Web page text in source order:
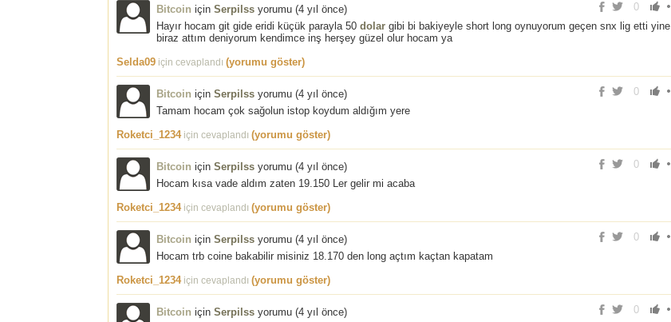
0
Bitcoin için Serpilss yorumu (4 yıl önce)
Hayır hocam git gide eridi küçük parayla 50 dolar gibi bi bakiyeyle short long oynuyorum geçen snx lig etti yine
biraz attım deniyorum kendimce inş herşey güzel olur hocam ya
Selda09 için cevaplandı (yorumu göster)
0
Bitcoin için Serpilss yorumu (4 yıl önce)
Tamam hocam çok sağolun istop koydum aldığım yere
Roketci_1234için cevaplandı (yorumu göster)
0
Bitcoin için Serpilss yorumu (4 yıl önce)
Hocam kısa vade aldım zaten 19.150 Ler gelir mi acaba
Roketci_1234için cevaplandı (yorumu göster)
0
Bitcoin için Serpilss yorumu (4 yıl önce)
Hocam trb coine bakabilir misiniz 18.170 den long açtım kaçtan kapatam
Roketci_1234için cevaplandı (yorumu göster)
0
Bitcoin için Serpilss yorumu (4 yıl önce)